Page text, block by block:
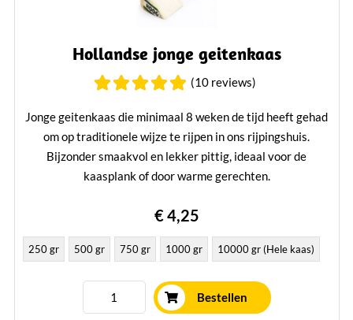
Hollandse jonge geitenkaas
(10 reviews)
Jonge geitenkaas die minimaal 8 weken de tijd heeft gehad
om op traditionele wijze te rijpen in ons rijpingshuis.
Bijzonder smaakvol en lekker pittig, ideaal voor de
kaasplank of door warme gerechten.
€ 4,25
250 gr 500 gr 750 gr 1000 gr 10000 gr (Hele kaas)
Bestellen